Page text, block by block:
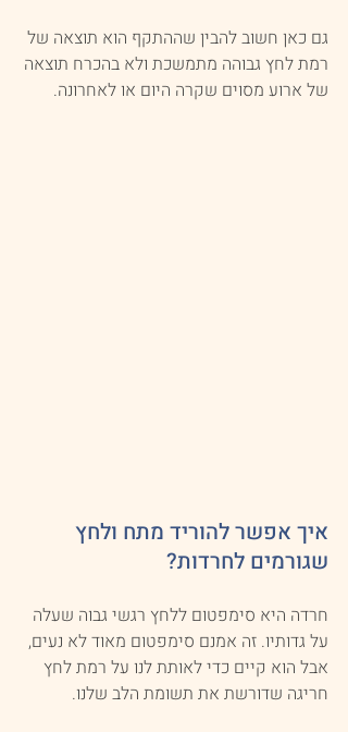
גם כאן חשוב להבין שההתקף הוא תוצאה של
רמת לחץ גבוהה מתמשכת ולא בהכרח תוצאה
של ארוע מסוים שקרה היום או לאחרונה.
איך אפשר להוריד מתח ולחץ
שגורמים לחרדות?
חרדה היא סימפטום ללחץ רגשי גבוה שעלה
על גדותיו. זה אמנם סימפטום מאוד לא נעים,
אבל הוא קיים כדי לאותת לנו על רמת לחץ
חריגה שדורשת את תשומת הלב שלנו.